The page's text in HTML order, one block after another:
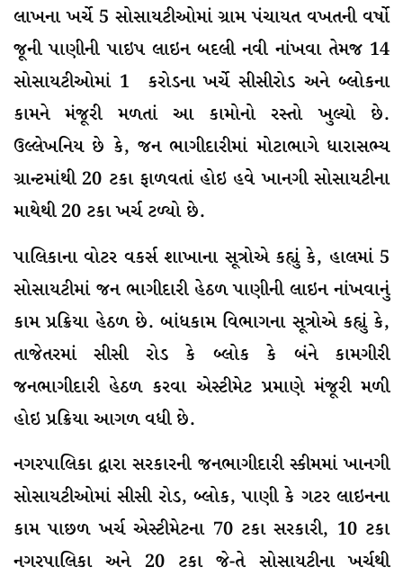
લાખના ખર્ચે 5 સોસાયટીઓમાં ગ્રામ પંચાયત વખતની વર્ષો
જૂની પાણીની પાઇપ લાઇન બદલી નવી નાંખવા તેમજ 14
સોસાયટીઓમાં 1 કરોડના ખર્ચે સીસીરોડ અને બ્લોકના
કામને મંજૂરી મળતાં આ કામોનો રસ્તો ખુલ્યો છે.
ઉલ્લેખનિય છે કે, જન ભાગીદારીમાં મોટાભાગે ધારાસભ્ય
ગ્રાન્ટમાંથી 20 ટકા ફાળવતાં હોઇ હવે ખાનગી સોસાયટીના
માથેથી 20 ટકા ખર્ચ ટળ્યો છે.
પાલિકાના વોટર વકર્સ શાખાના સૂત્રોએ કહ્યું કે, હાલમાં 5
સોસાયટીમાં જન ભાગીદારી હેઠળ પાણીની લાઇન નાંખવાનું
કામ પ્રક્રિયા હેઠળ છે. બાંધકામ વિભાગના સૂત્રોએ કહ્યું કે,
તાજેતરમાં સીસી રોડ કે બ્લોક કે બંને કામગીરી
જનભાગીદારી હેઠળ કરવા એસ્ટીમેટ પ્રમાણે મંજૂરી મળી
હોઇ પ્રક્રિયા આગળ વધી છે.
નગરપાલિકા દ્વારા સરકારની જનભાગીદારી સ્કીમમાં ખાનગી
સોસાયટીઓમાં સીસી રોડ, બ્લોક, પાણી કે ગટર લાઇનના
કામ પાછળ ખર્ચ એસ્ટીમેટના 70 ટકા સરકારી, 10 ટકા
નગરપાલિકા અને 20 ટકા જે-તે સોસાયટીના ખર્ચથી